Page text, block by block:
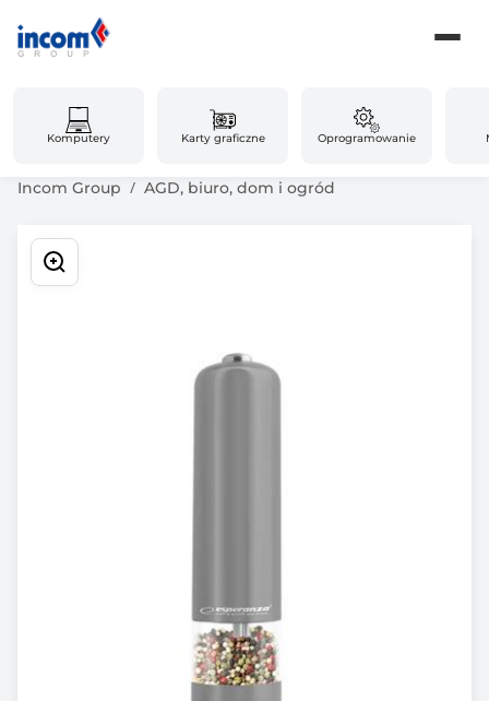
Komputery Karty graficzne Oprogramowanie
Incom Group AGD, biuro, dom i ogród